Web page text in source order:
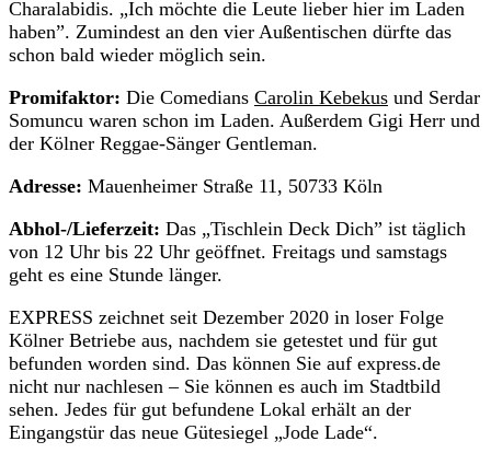
Charalabidis. „Ich möchte die Leute lieber hier im Laden
haben”. Zumindest an den vier Außentischen dürfte das
schon bald wieder möglich sein.
Promifaktor: Die Comedians Carolin Kebekus und Serdar
Somuncu waren schon im Laden. Außerdem Gigi Herr und
der Kölner Reggae-Sänger Gentleman.
Adresse: Mauenheimer Straße 11, 50733 Köln
Abhol-/Lieferzeit: Das „Tischlein Deck Dich” ist täglich
von 12 Uhr bis 22 Uhr geöffnet. Freitags und samstags
geht es eine Stunde länger.
EXPRESS zeichnet seit Dezember 2020 in loser Folge
Kölner Betriebe aus, nachdem sie getestet und für gut
befunden worden sind. Das können Sie auf express.de
nicht nur nachlesen – Sie können es auch im Stadtbild
sehen. Jedes für gut befundene Lokal erhält an der
Eingangstür das neue Gütesiegel „Jode Lade“.